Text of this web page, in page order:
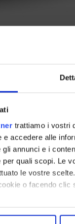
trattiamo i vostri
e accedere alle
annunci e i
quali scopi. Le
le vostre
o facendo clic
anche: